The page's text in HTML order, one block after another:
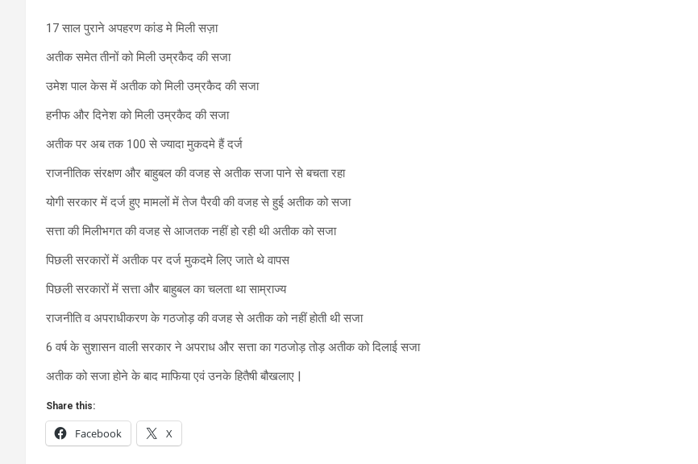
17 साल पुराने अपहरण कांड मे मिली सज़ा
अतीक समेत तीनों को मिली उम्रकैद की सजा
उमेश पाल केस में अतीक को मिली उम्रकैद की सजा
हनीफ और दिनेश को मिली उम्रकैद की सजा
अतीक पर अब तक 100 से ज्यादा मुकदमे हैं दर्ज
राजनीतिक संरक्षण और बाहुबल की वजह से अतीक सजा पाने से बचता रहा
योगी सरकार में दर्ज हुए मामलों में तेज पैरवी की वजह से हुई अतीक को सजा
सत्ता की मिलीभगत की वजह से आजतक नहीं हो रही थी अतीक को सजा
पिछली सरकारों में अतीक पर दर्ज मुकदमे लिए जाते थे वापस
पिछली सरकारों में सत्ता और बाहुबल का चलता था साम्राज्य
राजनीति व अपराधीकरण के गठजोड़ की वजह से अतीक को नहीं होती थी सजा
6 वर्ष के सुशासन वाली सरकार ने अपराध और सत्ता का गठजोड़ तोड़ अतीक को दिलाई सजा
अतीक को सजा होने के बाद माफिया एवं उनके हितैषी बौखलाए |
Share this:
Facebook X